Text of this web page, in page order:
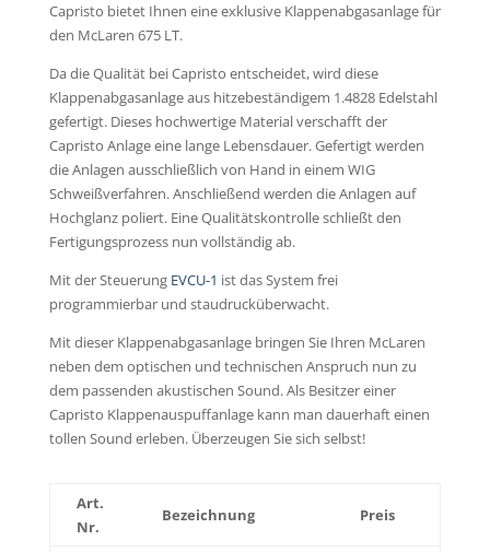
Capristo bietet Ihnen eine exklusive Klappenabgasanlage für
den McLaren 675 LT.
Da die Qualität bei Capristo entscheidet, wird diese
Klappenabgasanlage aus hitzebeständigem 1.4828 Edelstahl
gefertigt. Dieses hochwertige Material verschafft der
Capristo Anlage eine lange Lebensdauer. Gefertigt werden
die Anlagen ausschließlich von Hand in einem WIG
Schweißverfahren. Anschließend werden die Anlagen auf
Hochglanz poliert. Eine Qualitätskontrolle schließt den
Fertigungsprozess nun vollständig ab.
Mit der Steuerung EVCU-1 ist das System frei
programmierbar und staudrucküberwacht.
Mit dieser Klappenabgasanlage bringen Sie Ihren McLaren
neben dem optischen und technischen Anspruch nun zu
dem passenden akustischen Sound. Als Besitzer einer
Capristo Klappenauspuffanlage kann man dauerhaft einen
tollen Sound erleben. Überzeugen Sie sich selbst!
Art.
Nr.
Bezeichnung Preis